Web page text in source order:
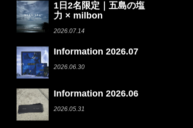
1日2名限定｜五島の塩
力 × milbon
2026.07.14
Information 2026.07
2026.06.30
Information 2026.06
2026.05.31